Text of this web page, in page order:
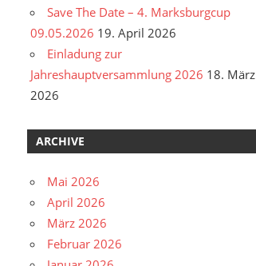
Save The Date – 4. Marksburgcup
09.05.2026 19. April 2026
Einladung zur
Jahreshauptversammlung 2026 18. März
2026
ARCHIVE
Mai 2026
April 2026
März 2026
Februar 2026